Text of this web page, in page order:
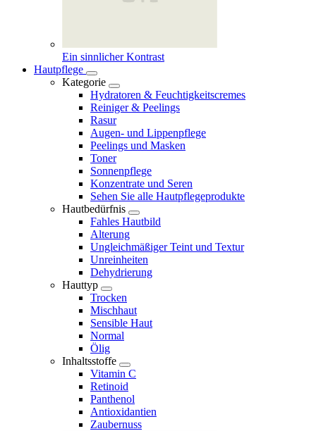
Ein sinnlicher Kontrast
Hautpflege
Kategorie
Hydratoren & Feuchtigkeitscremes
Reiniger & Peelings
Rasur
Augen- und Lippenpflege
Peelings und Masken
Toner
Sonnenpflege
Konzentrate und Seren
Sehen Sie alle Hautpflegeprodukte
Hautbedürfnis
Fahles Hautbild
Alterung
Ungleichmäßiger Teint und Textur
Unreinheiten
Dehydrierung
Hauttyp
Trocken
Mischhaut
Sensible Haut
Normal
Ölig
Inhaltsstoffe
Vitamin C
Retinoid
Panthenol
Antioxidantien
Zaubernuss